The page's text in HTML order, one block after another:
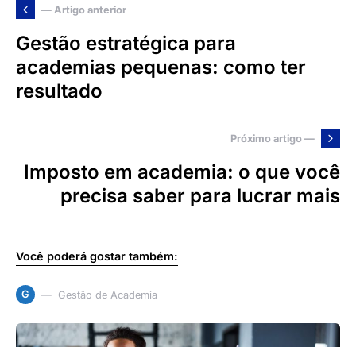
— Artigo anterior
Gestão estratégica para
academias pequenas: como ter
resultado
Próximo artigo —
Imposto em academia: o que você
precisa saber para lucrar mais
Você poderá gostar também:
G Gestão de Academia